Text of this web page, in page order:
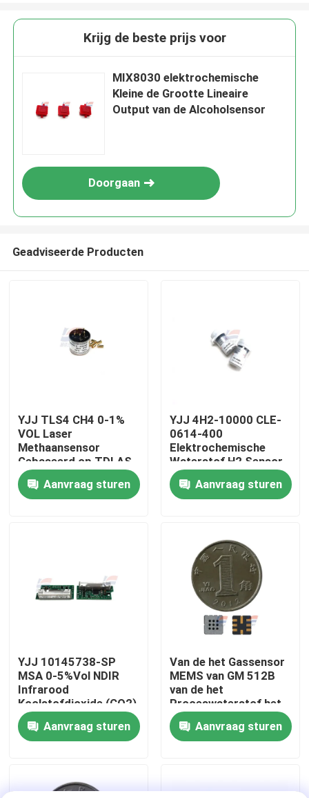
Producten
VR-show
Neem contact met ons op
Nieuws
Elektrochemische Gassensor
Krijg de beste prijs voor
MIX8030 elektrochemische
Kleine de Grootte Lineaire
Output van de Alcoholsensor
Doorgaan
Geadviseerde Producten
YJJ TLS4 CH4 0-1%
VOL Laser
Methaansensor
Gebaseerd op TDLAS
Principe voor
Petrochemische
Industrie
Aanvraag sturen
YJJ 4H2-10000 CLE-
0614-400
Elektrochemische
Waterstof H2 Sensor
0-10000 ppm
Aanvraag sturen
YJJ 10145738-SP
MSA 0-5%Vol NDIR
Infrarood
Koolstofdioxide (CO2)
Sensor met
Afschermingskit voor
Industriële Veiligheid
Aanvraag sturen
Van de het Gassensor
MEMS van GM 512B
van de het
Proceswaterstof het
Sulfideadem Controle
Aanvraag sturen